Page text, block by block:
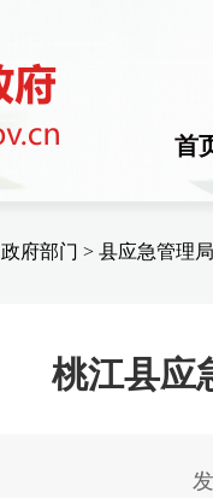
首
政府部门 > 县应急管理局
桃江县应